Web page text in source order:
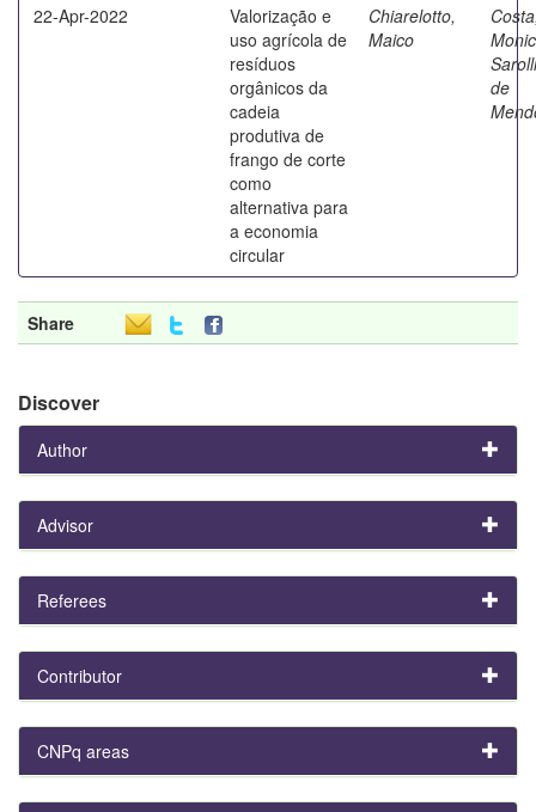
22-Apr-2022
Valorização e
uso agrícola de
resíduos
orgânicos da
cadeia
produtiva de
frango de corte
como
alternativa para
a economia
circular
Chiarelotto,
Maico
de
Share
Discover
Author
Advisor
Referees
Contributor
CNPq areas